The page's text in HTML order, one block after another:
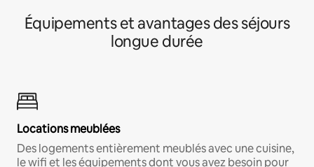
Équipements et avantages des séjours
longue durée
Locations meublées
Des logements entièrement meublés avec une cuisine,
le wifi et les équipements dont vous avez besoin pour